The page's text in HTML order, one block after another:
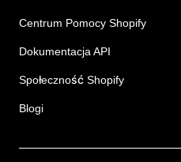
Centrum Pomocy Shopify
Dokumentacja API
Społeczność Shopify
Blogi